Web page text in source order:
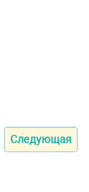
Следующая